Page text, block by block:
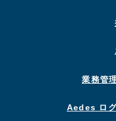
業務管
Aedes ログ